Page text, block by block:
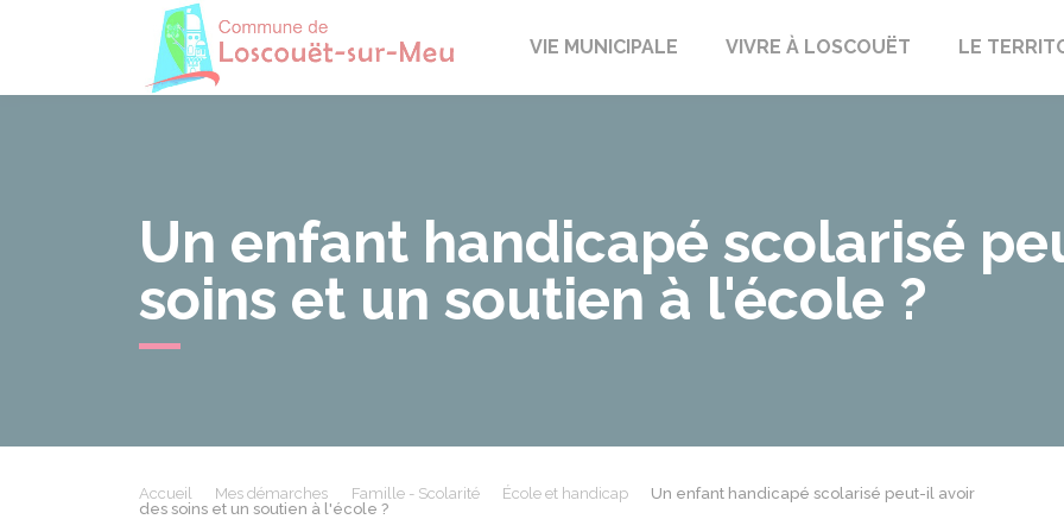
Loscouët-sur-Meu
VIE MUNICIPALE VIVRE À LOSCOUËT LE
Un enfant handicapé scolarisé
soins et un soutien à l'école ?
Accueil Mes démarches Famille - Scolarité École et handicap
Un enfant handicapé scolarisé peut-il avoir
des soins et un soutien à l'école ?